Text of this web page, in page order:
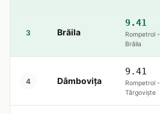
3 Brăila
9.41
Rompetrol -
Brăila
4 Dâmbovița
9.41
Rompetrol -
Târgoviște